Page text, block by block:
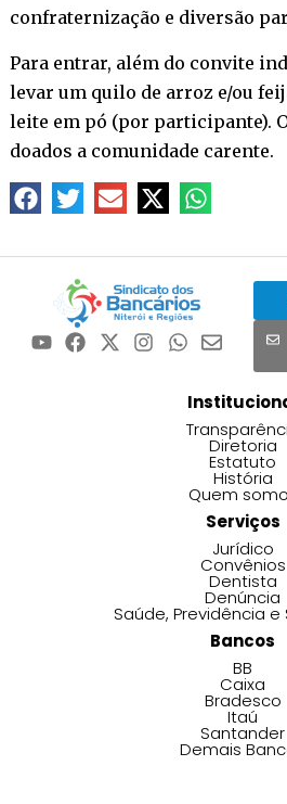
confraternização e diversão
Para entrar, além do convite
levar um quilo de arroz e/ou
leite em pó (por participante).
doados a comunidade carente.
Diretoria
Estatuto
História
Quem
Serviços
Jurídico
Convênios
Dentista
Denúncia
Saúde, Previdência
Bancos
BB
Caixa
Bradesco
Itaú
Santander
Demais